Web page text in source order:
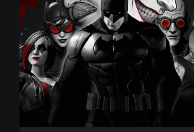
a
d
o
w
s
E
d
i